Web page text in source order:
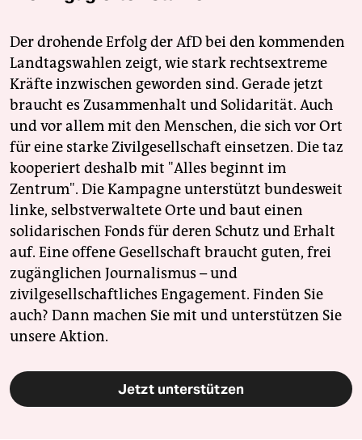
Der drohende Erfolg der AfD bei den kommenden
Landtagswahlen zeigt, wie stark rechtsextreme
Kräfte inzwischen geworden sind. Gerade jetzt
braucht es Zusammenhalt und Solidarität. Auch
und vor allem mit den Menschen, die sich vor Ort
für eine starke Zivilgesellschaft einsetzen. Die taz
kooperiert deshalb mit "Alles beginnt im
Zentrum". Die Kampagne unterstützt bundesweit
linke, selbstverwaltete Orte und baut einen
solidarischen Fonds für deren Schutz und Erhalt
auf. Eine offene Gesellschaft braucht guten, frei
zugänglichen Journalismus – und
zivilgesellschaftliches Engagement. Finden Sie
auch? Dann machen Sie mit und unterstützen Sie
unsere Aktion.
Jetzt unterstützen